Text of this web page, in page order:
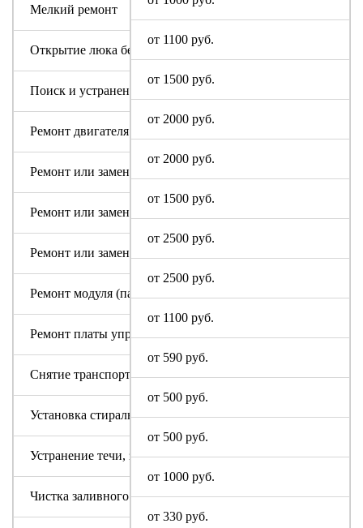
от 1100 руб.
от 1500 руб.
от 2000 руб.
от 2000 руб.
от 1500 руб.
от 2500 руб.
от 2500 руб.
от 1100 руб.
от 590 руб.
от 500 руб.
от 500 руб.
от 1000 руб.
от 330 руб.
Мелкий ремонт
Открытие люка без ремонта
Поиск и устранение засора в сливном тракте
Ремонт двигателя машинки
Ремонт или замена аквастопа
Ремонт или замена мотора
Ремонт или замена патрубка
Ремонт модуля (пайка, замена радиодеталей)
Ремонт платы управления или индикации
Снятие транспортировочных болтов
Установка стиральной машины
Устранение течи, засора
Чистка заливного фильтра